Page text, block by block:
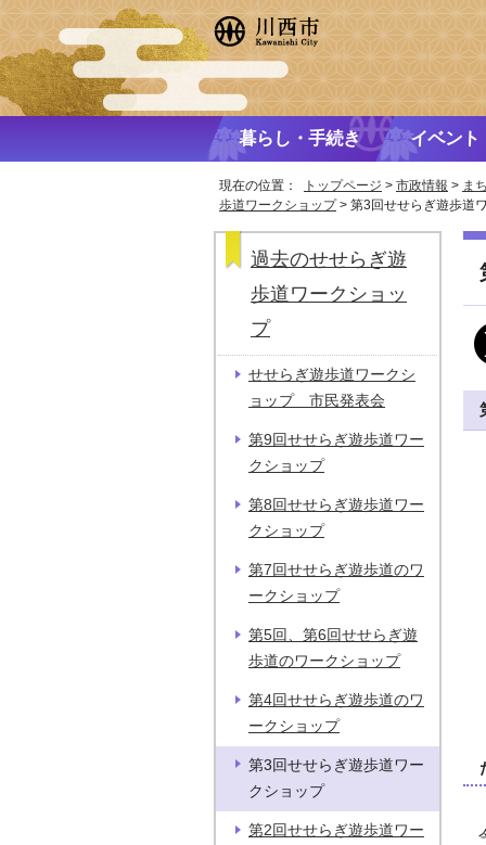
暮らし・手続き イベント
現在の位置： トップページ > 市政情報 > ま
歩道ワークショップ> 第3回せせらぎ遊歩道
過去のせせらぎ遊
歩道ワークショッ
プ
せせらぎ遊歩道ワークシ
ョップ 市民発表会
第9回せせらぎ遊歩道ワー
クショップ
第8回せせらぎ遊歩道ワー
クショップ
第7回せせらぎ遊歩道のワ
ークショップ
第5回、第6回せせらぎ遊
歩道のワークショップ
第4回せせらぎ遊歩道のワ
ークショップ
第3回せせらぎ遊歩道ワー
クショップ
第2回せせらぎ遊歩道ワー